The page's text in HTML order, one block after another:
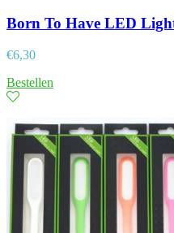
Born To Have LED
€6,30
Bestellen